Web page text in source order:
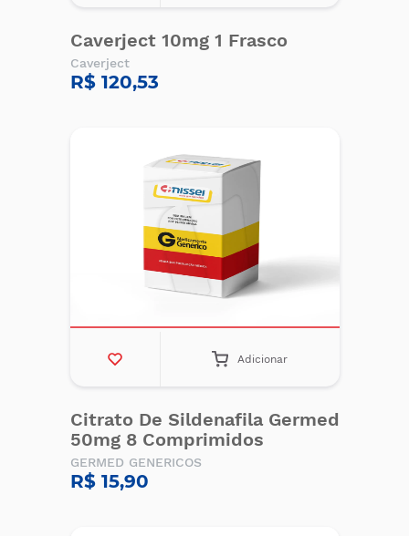
Caverject 10mg 1 Frasco
Caverject
R$ 120,53
Adicionar
Citrato De Sildenafila Germed
50mg 8 Comprimidos
GERMED GENERICOS
R$ 15,90